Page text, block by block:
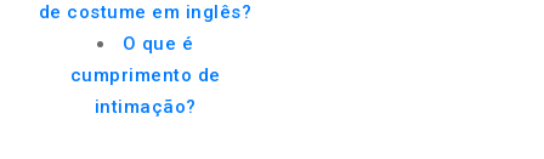
de costume em inglês?
O que é
cumprimento de
intimação?